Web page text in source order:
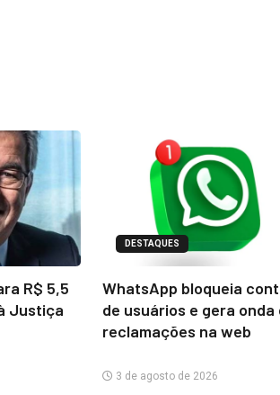
R$ 5,5
Justiça
DESTAQUES
WhatsApp bloqueia
de usuários e gera onda
reclamações na web
3 de agosto de 2026